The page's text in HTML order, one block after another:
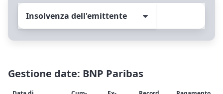
Insolvenza dell'emittente
Gestione date: BNP Paribas